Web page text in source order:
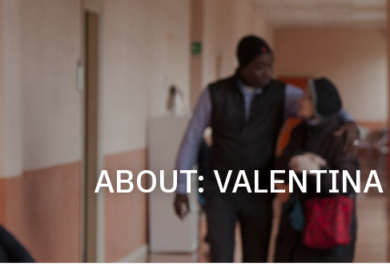
ABOUT: VALENTINA